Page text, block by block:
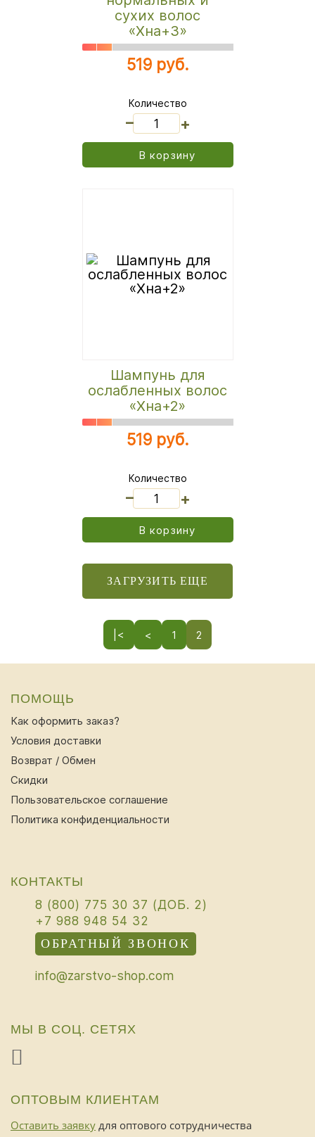
сухих волос
«Хна+3»
519 руб.
Количество
+
В корзину
Шампунь для
ослабленных волос
«Хна+2»
519 руб.
Количество
+
В корзину
ЗАГРУЗИТЬ ЕЩЕ
|< < 1 2
ПОМОЩЬ
Как оформить заказ?
Условия доставки
Возврат / Обмен
Скидки
Пользовательское соглашение
Политика конфиденциальности
КОНТАКТЫ
8 (800) 775 30 37 (ДОБ. 2)
+7 988 948 54 32
ОБРАТНЫЙ ЗВОНОК
info@zarstvo-shop.com
МЫ В СОЦ. СЕТЯХ
ОПТОВЫМ КЛИЕНТАМ
Оставить заявку для оптового сотрудничества